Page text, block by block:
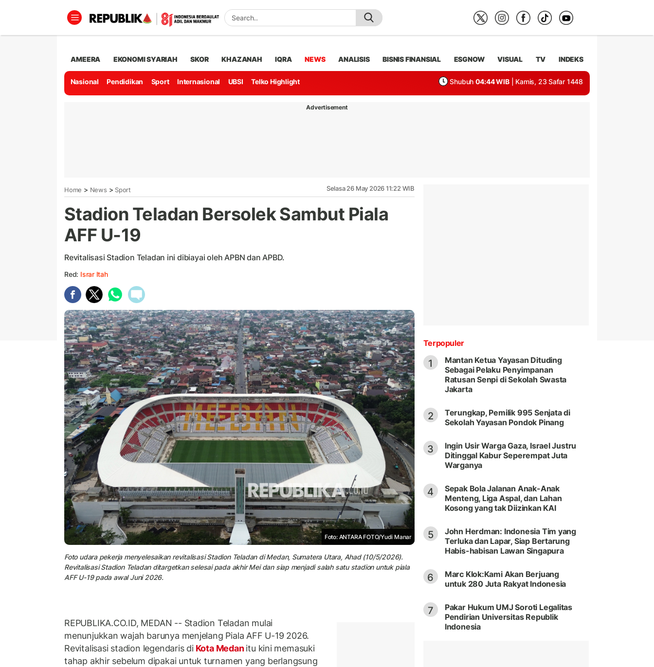
AMEERA EKONOMI SYARIAH SKOR KHAZANAH IQRA NEWS ANALISIS BISNIS FINANSIAL ESGNOW VISUAL TV INDEKS
Nasional Pendidikan Sport Internasional UBSI Telko Highlight Shubuh 04:44 WIB | Kamis, 23 Safar 1448
Advertisement
Home > News > Sport Selasa 26 May 2026 11:22 WIB
Stadion Teladan Bersolek Sambut Piala
AFF U-19
Revitalisasi Stadion Teladan ini dibiayai oleh APBN dan APBD.
Red: Israr Itah
Foto: ANTARA FOTO/Yudi Manar
Foto udara pekerja menyelesaikan revitalisasi Stadion Teladan di Medan, Sumatera Utara, Ahad (10/5/2026).
Revitalisasi Stadion Teladan ditargetkan selesai pada akhir Mei dan siap menjadi salah satu stadion untuk piala
AFF U-19 pada awal Juni 2026.
REPUBLIKA.CO.ID, MEDAN -- Stadion Teladan mulai
menunjukkan wajah barunya menjelang Piala AFF U-19 2026.
Revitalisasi stadion legendaris diKota Medanitu kini memasuki
tahap akhir sebelum dipakai untuk turnamen yang berlangsung
Terpopuler
1
Mantan Ketua Yayasan Dituding
Sebagai Pelaku Penyimpanan
Ratusan Senpi di Sekolah Swasta
Jakarta
2
Terungkap, Pemilik 995 Senjata di
Sekolah Yayasan Pondok Pinang
3
Ingin Usir Warga Gaza, Israel Justru
Ditinggal Kabur Seperempat Juta
Warganya
4
Sepak Bola Jalanan Anak-Anak
Menteng, Liga Aspal, dan Lahan
Kosong yang tak Diizinkan KAI
5
John Herdman: Indonesia Tim yang
Terluka dan Lapar, Siap Bertarung
Habis-habisan Lawan Singapura
6
Marc Klok:Kami Akan Berjuang
untuk 280 Juta Rakyat Indonesia
7
Pakar Hukum UMJ Soroti Legalitas
Pendirian Universitas Republik
Indonesia